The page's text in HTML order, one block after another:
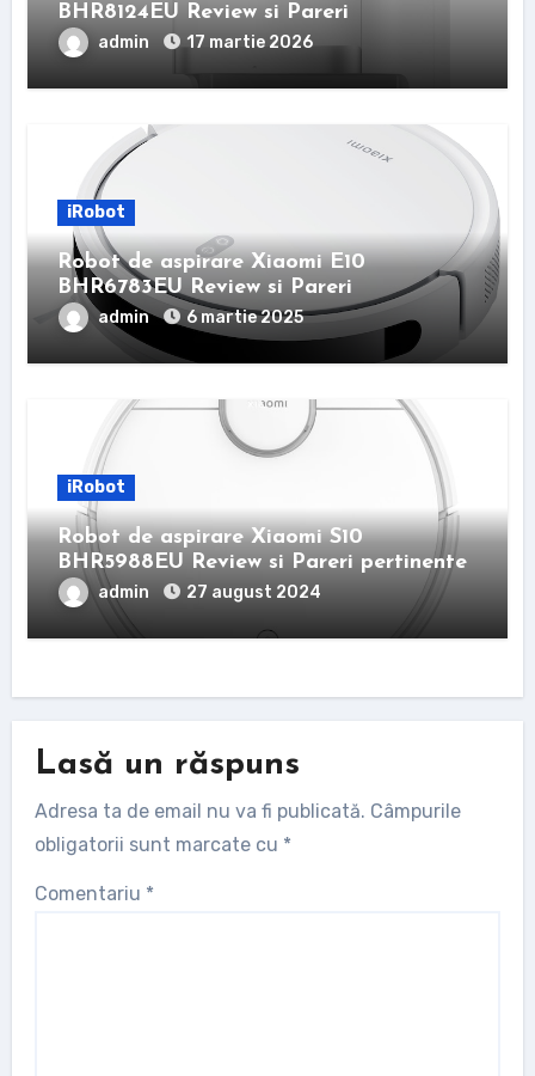
BHR8124EU Review si Pareri
admin 17 martie 2026
iRobot
Robot de aspirare Xiaomi E10
BHR6783EU Review si Pareri
admin 6 martie 2025
iRobot
Robot de aspirare Xiaomi S10
BHR5988EU Review si Pareri pertinente
admin 27 august 2024
Lasă un răspuns
Adresa ta de email nu va fi publicată. Câmpurile
obligatorii sunt marcate cu *
Comentariu *